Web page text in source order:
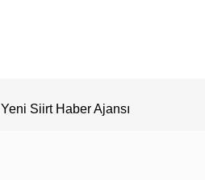
Yeni Siirt Haber Ajansı